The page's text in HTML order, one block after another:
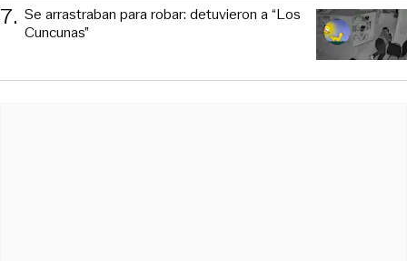
7. Se arrastraban para robar: detuvieron a “Los
Cuncunas”